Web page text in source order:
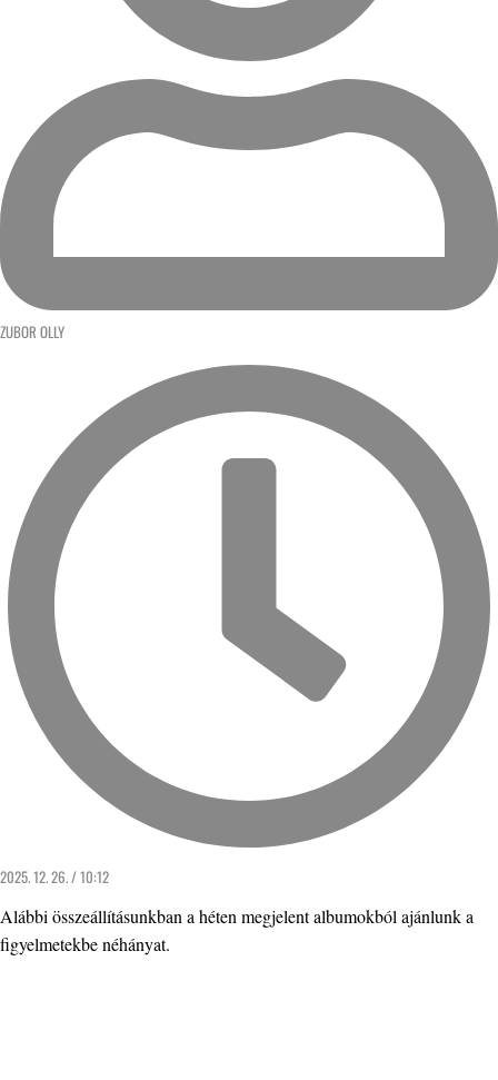
ZUBOR OLLY
2025. 12. 26. / 10:12
Alábbi összeállításunkban a héten megjelent albumokból ajánlunk a
figyelmetekbe néhányat.